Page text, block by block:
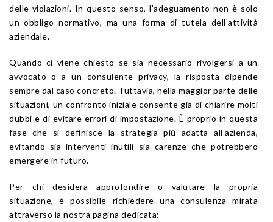
delle violazioni. In questo senso, l’adeguamento non è solo
un obbligo normativo, ma una forma di tutela dell’attività
aziendale.
Quando ci viene chiesto se sia necessario rivolgersi a un
avvocato o a un consulente privacy, la risposta dipende
sempre dal caso concreto. Tuttavia, nella maggior parte delle
situazioni, un confronto iniziale consente già di chiarire molti
dubbi e di evitare errori di impostazione. È proprio in questa
fase che si definisce la strategia più adatta all’azienda,
evitando sia interventi inutili sia carenze che potrebbero
emergere in futuro.
Per chi desidera approfondire o valutare la propria
situazione, è possibile richiedere una consulenza mirata
attraverso la nostra pagina dedicata: